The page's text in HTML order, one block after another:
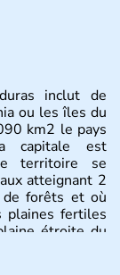
inclut de
ou les îles du
km2 le pays
capitale est
territoire se
atteignant 2
de forêts et où
plaines fertiles
étroite du